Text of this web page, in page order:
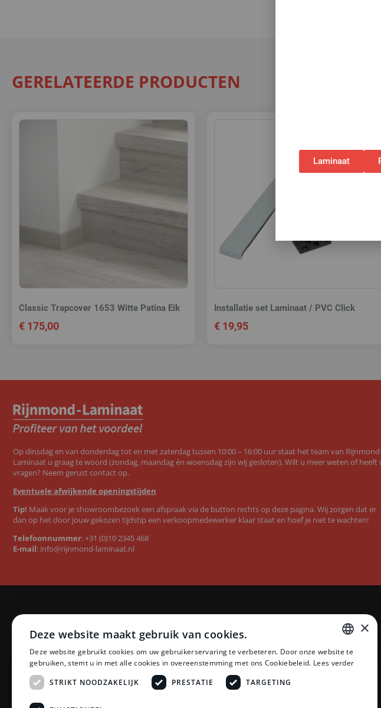
GERELATEERDE PRODUCTEN
Classic Trapcover 1653 Witte Patina Eik
€ 175,00
Installatie set Laminaat / PVC Click
€ 19,95
Op dinsdag en van donderdag tot en met zaterdag tussen 10:00 – 16:00 uur staat het team van
Laminaat u graag te woord (zondag, maandag én woensdag zijn wij gesloten). Wilt u meer weten of heeft
vragen? Neem gerust contact op.
Eventuele afwijkende openingstijden
Tip! Maak voor je showroombezoek een afspraak via de button rechts op deze pagina. Wij zorgen dat er
dan op het door jouw gekozen tijdstip een verkoopmedewerker klaar staat en hoef je niet te wachten!
Telefoonnummer:+31 (0)10 2345 468
E-mail: info@rijnmond-laminaat.nl
Categorieën
Laminaat
PVC vloeren
Ondervloeren
Plinten
Profielen
Accessoires
Merken
Quick-Step laminaat
Floer PVC MEGAMAT©
Floer laminaat
Ambiant laminaat
LifeStyle by Headlam PVC
Laminaat
DUTCH
×
Deze website maakt gebruik van cookies.
Deze website gebruikt cookies om uw gebruikerservaring te verbeteren. Door onze website te
gebruiken, stemt u in met alle cookies in overeenstemming met ons Cookiebeleid. Lees verder
STRIKT NOODZAKELIJK
PRESTATIE TARGETING